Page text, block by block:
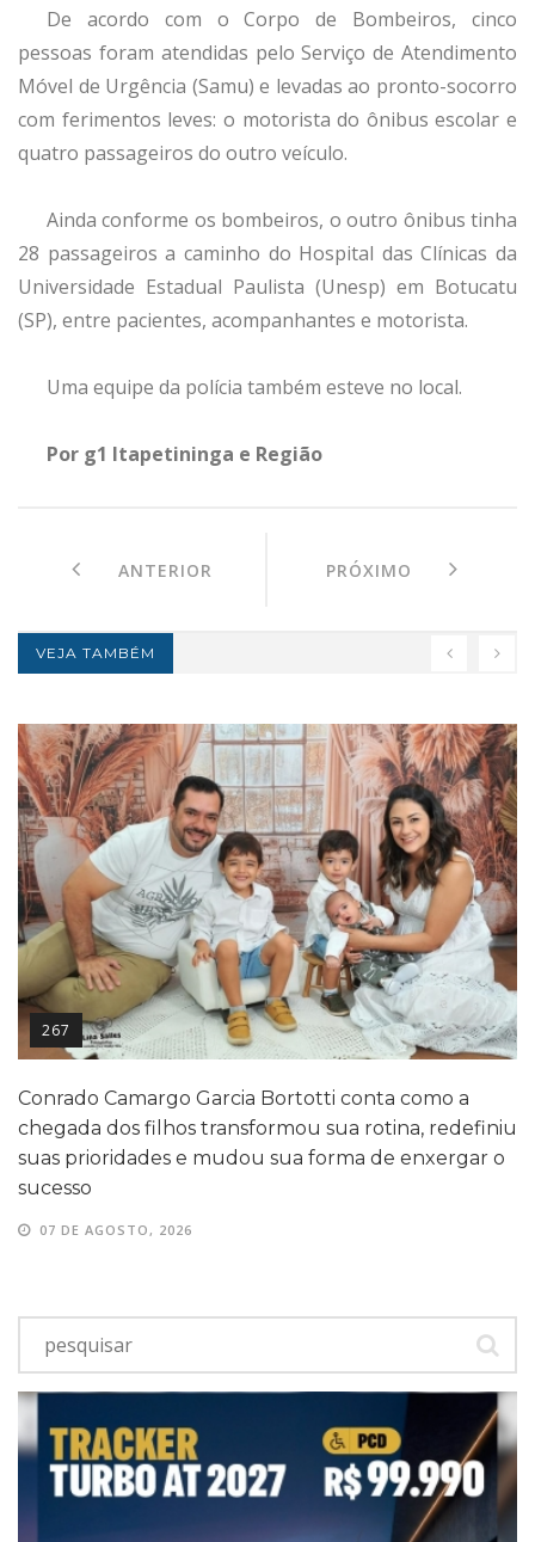
De acordo com o Corpo de Bombeiros, cinco
pessoas foram atendidas pelo Serviço de Atendimento
Móvel de Urgência (Samu) e levadas ao pronto-socorro
com ferimentos leves: o motorista do ônibus escolar e
quatro passageiros do outro veículo.
Ainda conforme os bombeiros, o outro ônibus tinha
28 passageiros a caminho do Hospital das Clínicas da
Universidade Estadual Paulista (Unesp) em Botucatu
(SP), entre pacientes, acompanhantes e motorista.
Uma equipe da polícia também esteve no local.
Por g1 Itapetininga e Região
ANTERIOR PRÓXIMO
VEJA TAMBÉM
267
Conrado Camargo Garcia Bortotti conta como a
chegada dos filhos transformou sua rotina, redefiniu
suas prioridades e mudou sua forma de enxergar o
sucesso
07 DE AGOSTO, 2026